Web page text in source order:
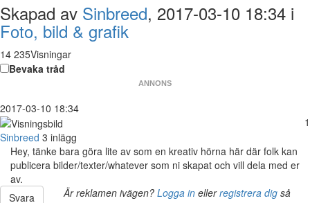
Skapad av Sinbreed, 2017-03-10 18:34 i
Foto, bild & grafik
14 235Visningar
Bevaka tråd
ANNONS
2017-03-10 18:34
1
Sinbreed 3 inlägg
Hey, tänke bara göra lite av som en kreativ hörna här där folk kan
publicera bilder/texter/whatever som ni skapat och vill dela med er
av.
Svara
Är reklamen ivägen? Logga inellerregistrera digså